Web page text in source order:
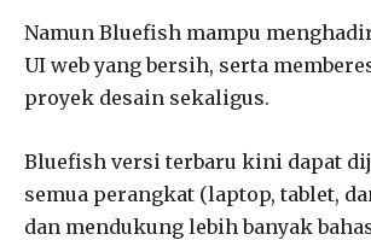
Namun Bluefish mampu
UI web yang bersih, serta
proyek desain sekaligus.
Bluefish versi terbaru kini dapat
semua perangkat (laptop, tablet,
dan mendukung lebih banyak